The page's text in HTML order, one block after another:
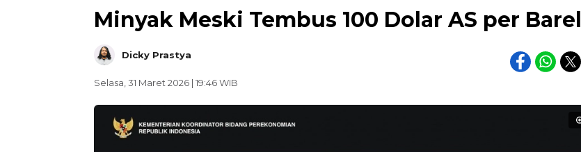
Minyak Meski Tembus 100 Dolar AS per Barel
Dicky Prastya
Selasa, 31 Maret 2026 | 19:46 WIB